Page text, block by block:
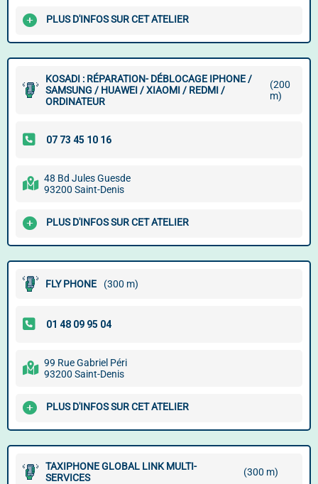
PLUS D'INFOS SUR CET ATELIER
KOSADI : RÉPARATION- DÉBLOCAGE IPHONE /
SAMSUNG / HUAWEI / XIAOMI / REDMI /
ORDINATEUR
(200
m)
48 Bd Jules Guesde
93200 Saint-Denis
PLUS D'INFOS SUR CET ATELIER
FLY PHONE (300 m)
99 Rue Gabriel Péri
93200 Saint-Denis
PLUS D'INFOS SUR CET ATELIER
TAXIPHONE GLOBAL LINK MULTI-
SERVICES
(300 m)